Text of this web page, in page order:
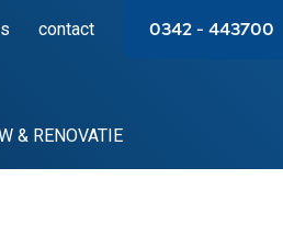
contact 0342 – 443700
& RENOVATIE